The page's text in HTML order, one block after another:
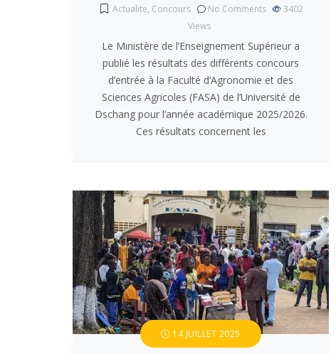
Actualite, Concours No Comments
3402
Views
Le Ministère de l’Enseignement Supérieur a
publié les résultats des différents concours
d’entrée à la Faculté d’Agronomie et des
Sciences Agricoles (FASA) de l’Université de
Dschang pour l’année académique 2025/2026.
Ces résultats concernent les
14 JUILLET 2025